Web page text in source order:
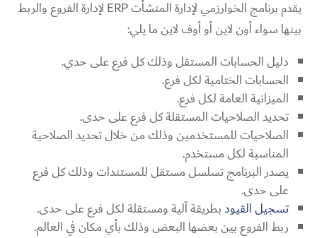
يقدم برنامج الخوارزمي لإدارة المنشأت ERP لإدارة الفروع والربط
بينها سواء أون لاين أو أوف لاين ما يلي:
دليل الحسابات المستقل وذلك كل فرع على حدي.
الحسابات الختامية لكل فرع.
الميزانية العامة لكل فرع.
تحديد الصلاحيات المستقلة كل فرع على حدى.
الصلاحيات للمستخدمين وذلك من خلال تحديد الصلاحية
المناسبة لكل مستخدم.
يصدر البرنامج تسلسل مستقل للمستندات وذلك كل فرع
على حدى.
تسجيل القيودبطريقة آلية ومستقلة لكل فرع على حدى.
ربط الفروع بين بعضها البعض وذلك بأي مكان في العالم.